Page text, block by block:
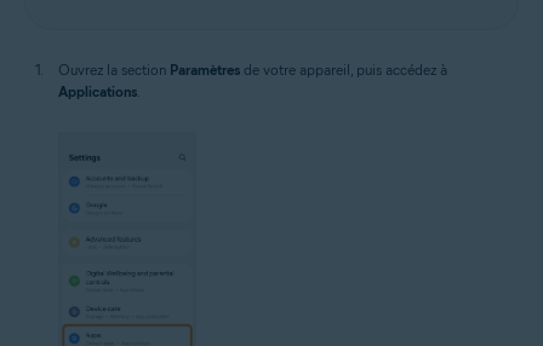
Ouvrez la section Paramètres de votre appareil, puis accédez à
Applications